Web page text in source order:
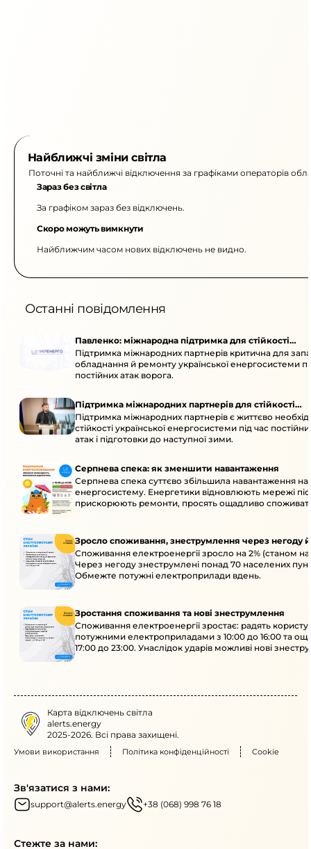
Найближчі зміни світла
Поточні та найближчі відключення за графіками операторів
Зараз без світла
За графіком зараз без відключень.
Скоро можуть вимкнути
Найближчим часом нових відключень не видно.
Останні повідомлення
Павленко: міжнародна підтримка для стійкості
енергосистеми
Підтримка міжнародних партнерів критична для
обладнання й ремонту української енергосистеми
постійних атак ворога.
Підтримка міжнародних партнерів для стійкості
енергосистеми
Підтримка міжнародних партнерів є життєво
стійкості української енергосистеми під час
атак і підготовки до наступної зими.
Серпнева спека: як зменшити навантаження
Серпнева спека суттєво збільшила навантаження на
енергосистему. Енергетики відновлюють мережі
прискорюють ремонти, просять ощадливо
Зросло споживання, знеструмлення через негоду
Споживання електроенергії зросло на 2% (станом на
Через негоду знеструмлені понад 70 населених
Обмежте потужні електроприлади вдень.
Зростання споживання та нові знеструмлення
Споживання електроенергії зростає: радять
потужними електроприладами з 10:00 до 16:00 та
17:00 до 23:00. Унаслідок ударів можливі нові
Карта відключень світла
alerts.energy
2025-2026. Всі права захищені.
Умови використання Політика конфіденційності Cookie
Зв'язатися з нами:
support@alerts.energy +38 (068) 998 76 18
Стежте за нами: